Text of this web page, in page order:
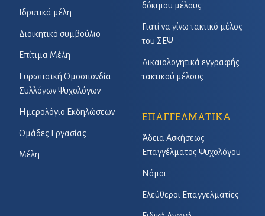
Ιδρυτικά μέλη
Διοικητικό συμβούλιο
Επίτιμα Μέλη
Ευρωπαϊκή Ομοσπονδία
Συλλόγων Ψυχολόγων
Ημερολόγιο Εκδηλώσεων
Ομάδες Εργασίας
Μέλη
δόκιμου μέλους
Γιατί να γίνω τακτικό μέλος
του ΣΕΨ
Δικαιολογητικά εγγραφής
τακτικού μέλους
ΕΠΑΓΓΕΛΜΑΤΙΚΑ
Άδεια Ασκήσεως
Επαγγέλματος Ψυχολόγου
Νόμοι
Ελεύθεροι Επαγγελματίες